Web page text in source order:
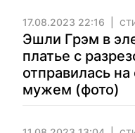
17.08.2023 22:16
Эшли Грэм в
платье с
отправилась
мужем (фото)